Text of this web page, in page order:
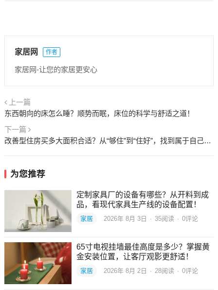
家居网 作者
家居网-让您的家居更安心
上一篇
东西朝向的床怎么睡？顺势而眠，床位的科学与舒适之道！
下一篇
改善型住房买多大面积合适？从“够住”到“住好”，找到属于自己的“刚刚好”！
为您推荐
定制家具厂的设备有哪些？从开料到成
品，看现代家具生产线的设备配置！
家居 2026年 8月 3日 · 35阅读 · 0评论
65寸电视挂墙最佳高度是多少？掌握黄
金安装位置，让客厅观影更舒适！
家居 2026年 8月 2日 · 28阅读 · 0评论